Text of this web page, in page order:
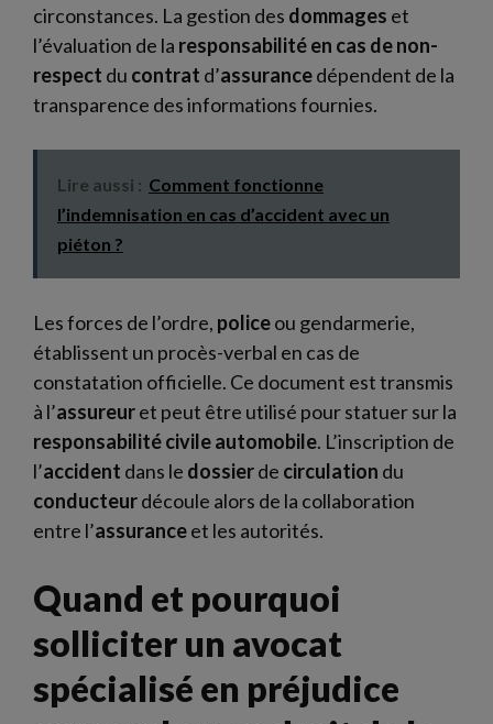
circonstances. La gestion des dommages et
l’évaluation de la responsabilité en cas de non-
respect du contrat d’assurancedépendent de la
transparence des informations fournies.
Lire aussi : Comment fonctionne
l’indemnisation en cas d’accident avec un
piéton ?
Les forces de l’ordre, policeou gendarmerie,
établissent un procès-verbal en cas de
constatation officielle. Ce document est transmis
à l’assureuret peut être utilisé pour statuer sur la
responsabilité civile automobile. L’inscription de
l’accident dans le dossierde circulation du
conducteurdécoule alors de la collaboration
entre l’assuranceet les autorités.
Quand et pourquoi
solliciter un avocat
spécialisé en préjudice